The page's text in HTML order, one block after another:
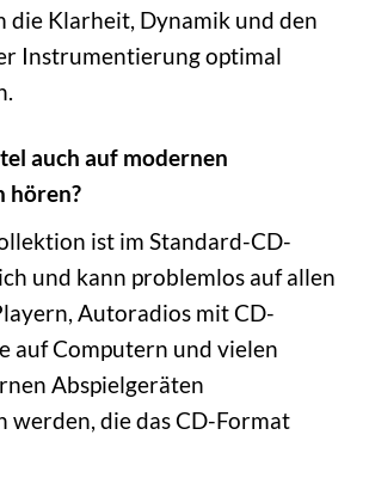
die Klarheit, Dynamik und den
Instrumentierung optimal
auch auf modernen
hören?
ist im Standard-CD-
und kann problemlos auf allen
Autoradios mit CD-
auf Computern und vielen
Abspielgeräten
werden, die das CD-Format